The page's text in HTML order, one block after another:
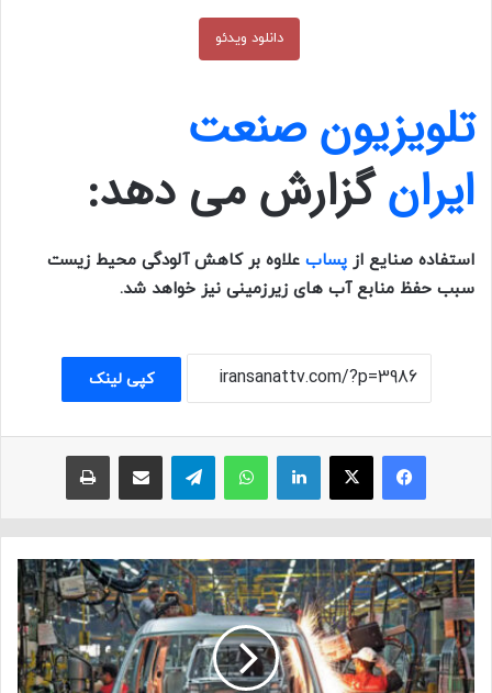
دانلود ویدئو
تلویزیون صنعت
ایرانگزارش می دهد:
استفاده صنایع از پساب علاوه بر کاهش آلودگی محیط زیست
سبب حفظ منابع آب های زیرزمینی نیز خواهد شد.
کپی لینک
فیسبوک ایکس لینکداین واتس آپ تلگرام